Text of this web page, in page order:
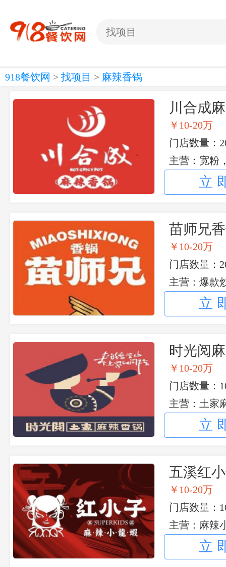
918餐饮网 > 找项目 > 麻辣香锅
川合成
￥10-20万
门店数量：
主营：宽粉
立
苗师兄
￥10-20万
门店数量：
主营：爆款
立
时光阅
￥10-20万
门店数量：
主营：土家
立
五溪红
￥10-20万
门店数量：
主营：麻辣
立